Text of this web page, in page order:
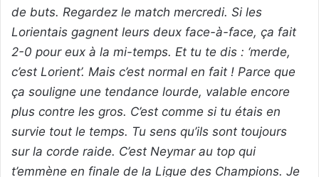
de buts. Regardez le match mercredi. Si les
Lorientais gagnent leurs deux face-à-face, ça fait
2-0 pour eux à la mi-temps. Et tu te dis : ‘merde,
c’est Lorient’. Mais c’est normal en fait ! Parce que
ça souligne une tendance lourde, valable encore
plus contre les gros. C’est comme si tu étais en
survie tout le temps. Tu sens qu’ils sont toujours
sur la corde raide. C’est Neymar au top qui
t’emmène en finale de la Ligue des Champions. Je